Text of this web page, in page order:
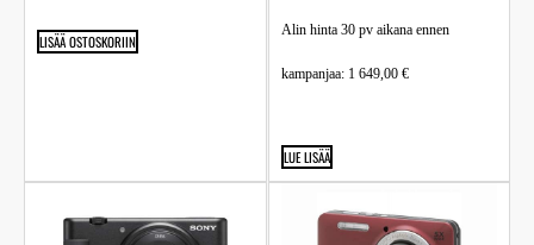
LISÄÄ OSTOSKORIIN
Alin hinta 30 pv aikana ennen
kampanjaa: 1 649,00 €
LUE LISÄÄ